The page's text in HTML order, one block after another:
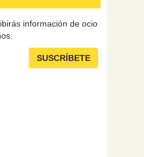
información de ocio
SUSCRÍBETE